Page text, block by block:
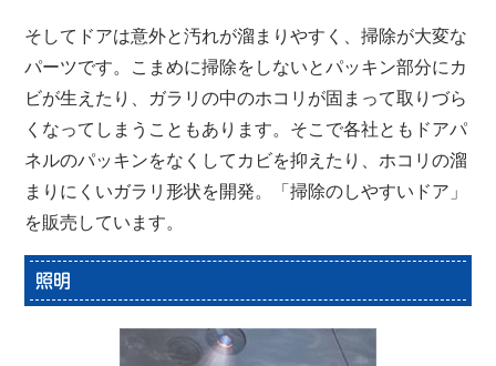
そしてドアは意外と汚れが溜まりやすく、掃除が大変な
パーツです。こまめに掃除をしないとパッキン部分にカ
ビが生えたり、ガラリの中のホコリが固まって取りづら
くなってしまうこともあります。そこで各社ともドアパ
ネルのパッキンをなくしてカビを抑えたり、ホコリの溜
まりにくいガラリ形状を開発。「掃除のしやすいドア」
を販売しています。
照明